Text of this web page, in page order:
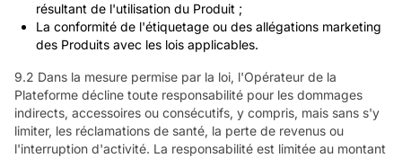
résultant de l'utilisation du Produit ;
La conformité de l'étiquetage ou des allégations marketing
des Produits avec les lois applicables.
9.2 Dans la mesure permise par la loi, l'Opérateur de la
Plateforme décline toute responsabilité pour les dommages
indirects, accessoires ou consécutifs, y compris, mais sans s'y
limiter, les réclamations de santé, la perte de revenus ou
l'interruption d'activité. La responsabilité est limitée au montant